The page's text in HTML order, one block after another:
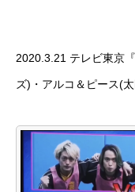
2020.3.21 テレビ東京
ズ)・アルコ＆ピース(